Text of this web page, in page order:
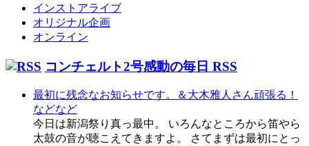
インストアライブ
オリジナル企画
オンライン
コンチェルト2号感動の毎日 RSS
最初に残念なお知らせです。＆大木雅人さん頑張る！
などなど
今日は新潟祭り真っ最中。 いろんなところから笛やら
太鼓の音が聴こえてきますよ。 さてまずは最初にとっ